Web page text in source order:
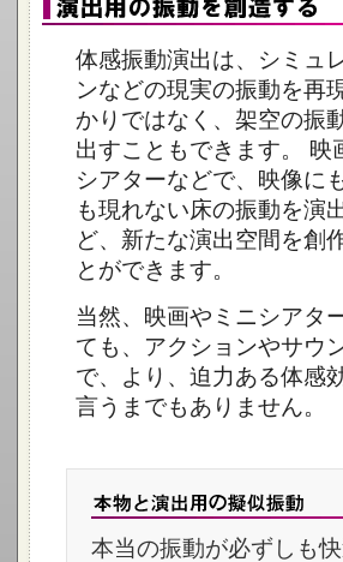
体感振動演出は、シミュ
ンなどの現実の振動を再
かりではなく、架空の振
出すこともできます。 映
シアターなどで、映像に
も現れない床の振動を演
ど、新たな演出空間を創
とができます。
当然、映画やミニシアタ
ても、アクションやサウ
で、より、迫力ある体感
言うまでもありません。
本当の振動が必ずしも